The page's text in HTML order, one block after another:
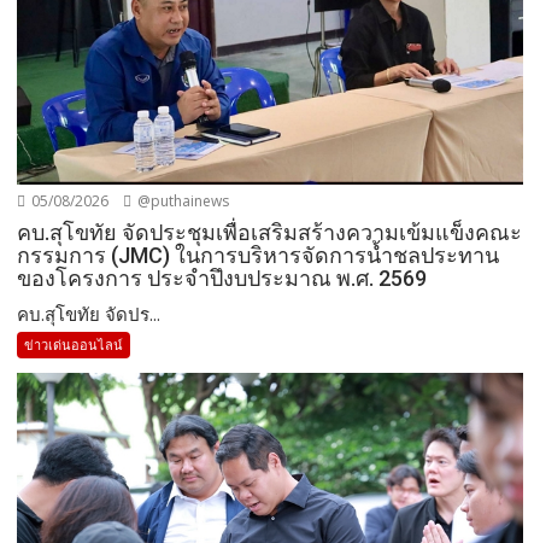
05/08/2026 @puthainews
คบ.สุโขทัย จัดประชุมเพื่อเสริมสร้างความเข้มแข็งคณะ
กรรมการ (JMC) ในการบริหารจัดการน้ำชลประทาน
ของโครงการ ประจำปึงบประมาณ พ.ศ. 2569
คบ.สุโขทัย จัดปร...
ข่าวเด่นออนไลน์